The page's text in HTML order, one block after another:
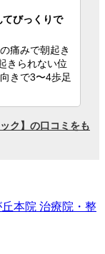
本院 治療院・整